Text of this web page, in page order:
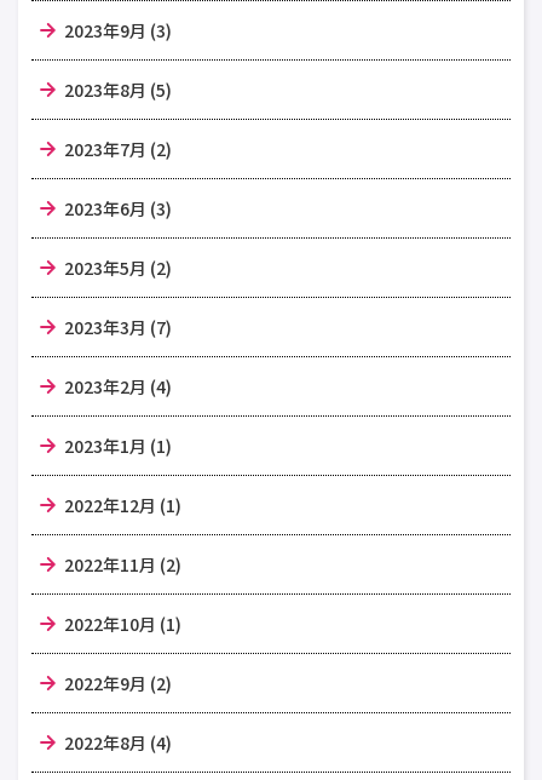
2023年9月 (3)
2023年8月 (5)
2023年7月 (2)
2023年6月 (3)
2023年5月 (2)
2023年3月 (7)
2023年2月 (4)
2023年1月 (1)
2022年12月 (1)
2022年11月 (2)
2022年10月 (1)
2022年9月 (2)
2022年8月 (4)